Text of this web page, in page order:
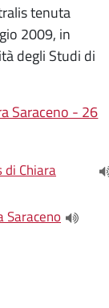
tenuta
2009, in
degli Studi di
Saraceno - 26
Chiara
Saraceno